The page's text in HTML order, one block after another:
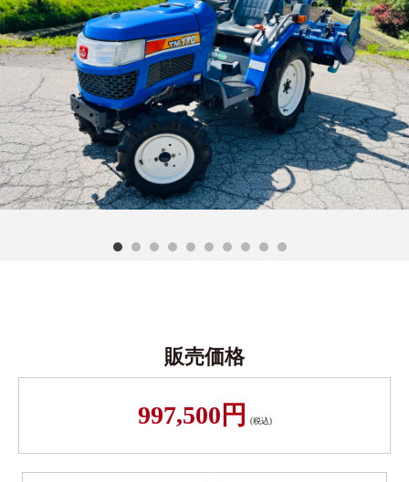
販売価格
997,500円 (税込)